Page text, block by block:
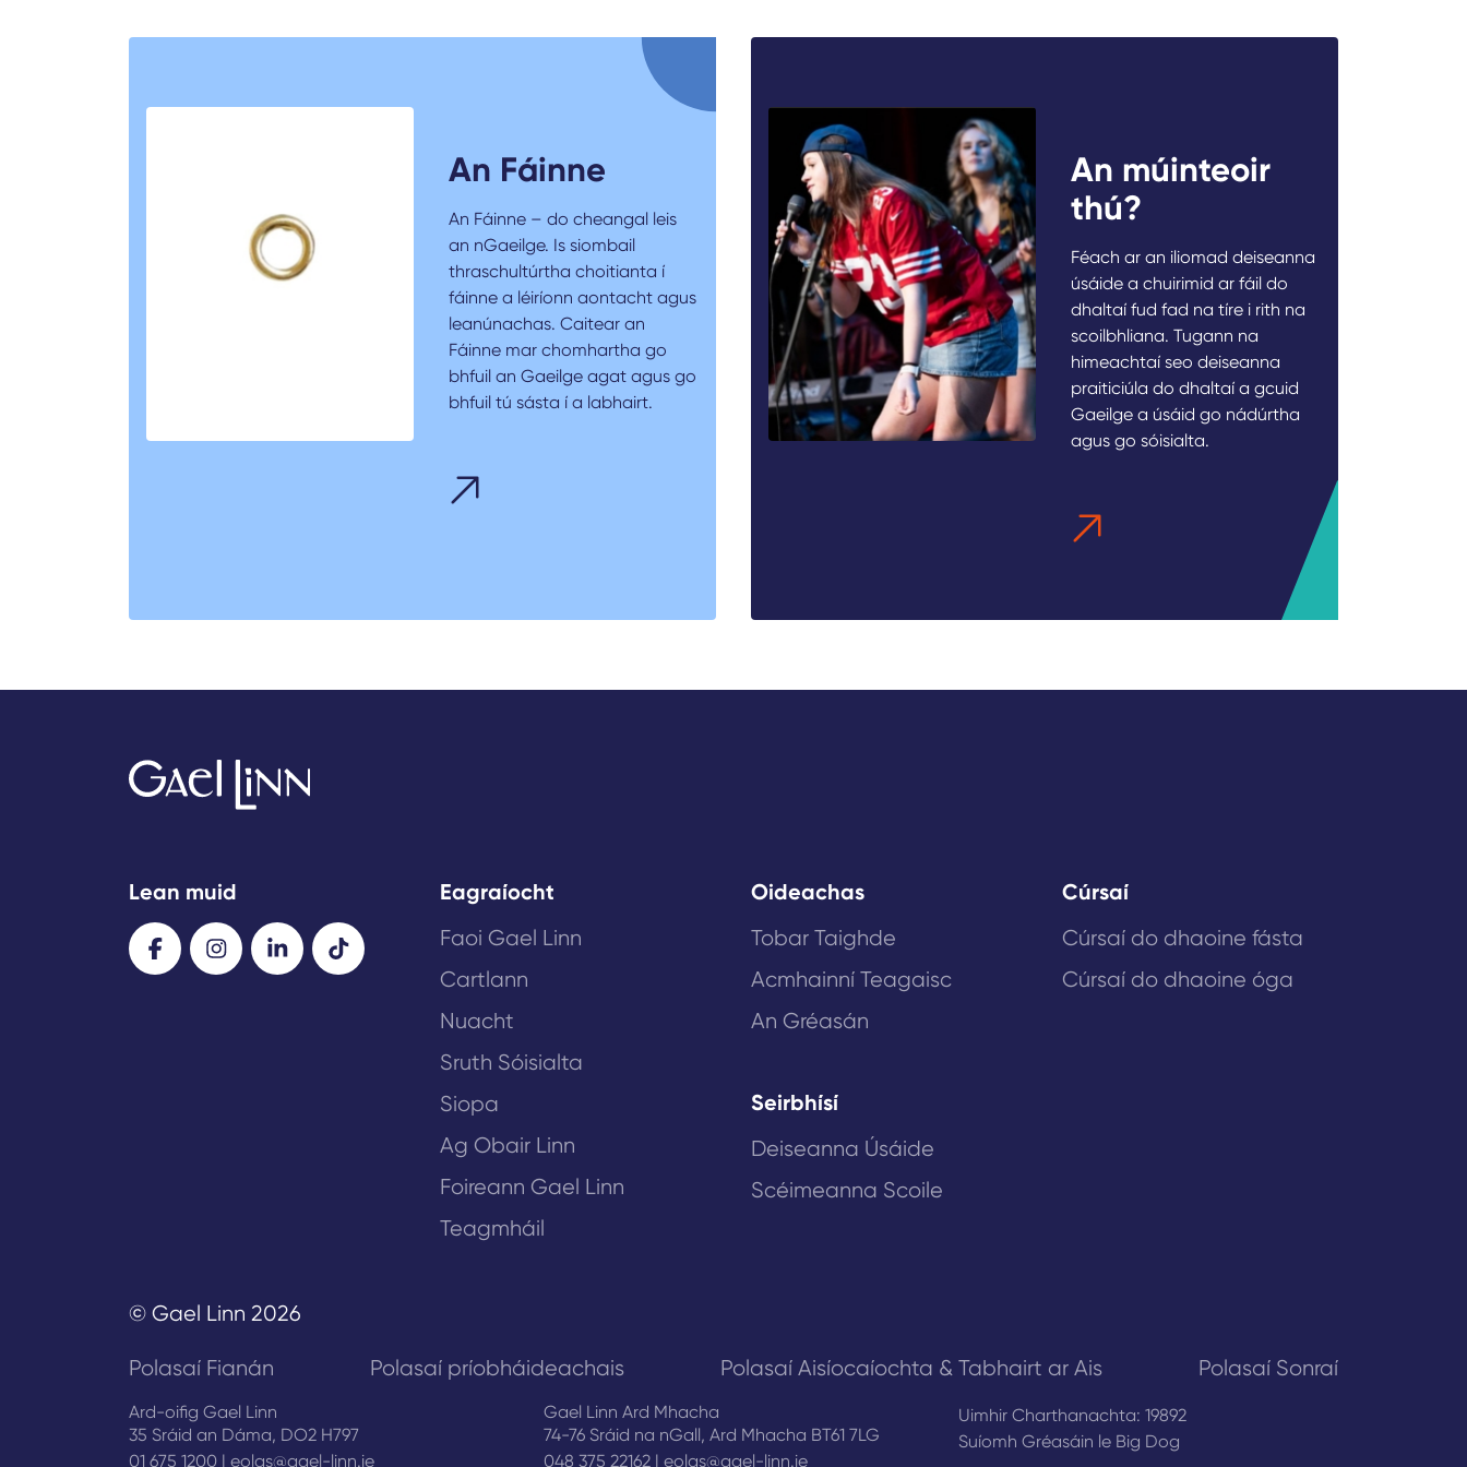
An Fáinne
An Fáinne – do cheangal leis
an nGaeilge. Is siombail
thraschultúrtha choitianta í
fáinne a léiríonn aontacht agus
leanúnachas. Caitear an
Fáinne mar chomhartha go
bhfuil an Gaeilge agat agus go
bhfuil tú sásta í a labhairt.
An múinteoir
thú?
Féach ar an iliomad deiseanna
úsáide a chuirimid ar fáil do
dhaltaí fud fad na tíre i rith na
scoilbhliana. Tugann na
himeachtaí seo deiseanna
praiticiúla do dhaltaí a gcuid
Gaeilge a úsáid go nádúrtha
agus go sóisialta.
Lean muid Eagraíocht
Faoi Gael Linn
Cartlann
Nuacht
Sruth Sóisialta
Siopa
Ag Obair Linn
Foireann Gael Linn
Teagmháil
Oideachas
Tobar Taighde
Acmhainní Teagaisc
An Gréasán
Seirbhísí
Deiseanna Úsáide
Scéimeanna Scoile
Cúrsaí
Cúrsaí do dhaoine fásta
Cúrsaí do dhaoine óga
© Gael Linn 2026
Polasaí Fianán Polasaí príobháideachais Polasaí Aisíocaíochta & Tabhairt ar Ais Polasaí Sonraí
Ard-oifig Gael Linn
35 Sráid an Dáma, DO2 H797
01 675 1200 | eolas@gael-linn.ie
Gael Linn Ard Mhacha
74-76 Sráid na nGall, Ard Mhacha BT61 7LG
048 375 22162 | eolas@gael-linn.ie
Uimhir Charthanachta: 19892
Suíomh Gréasáin le Big Dog